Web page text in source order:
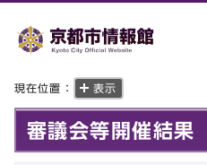
現在位置： 表示
審議会等開催結果